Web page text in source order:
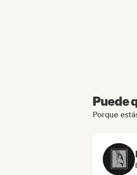
Puede
Porque